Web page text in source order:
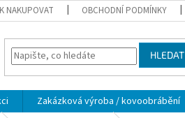
NAKUPOVAT OBCHODNÍ PODMÍNKY
HLEDAT
Zakázková výroba / kovoobrábění